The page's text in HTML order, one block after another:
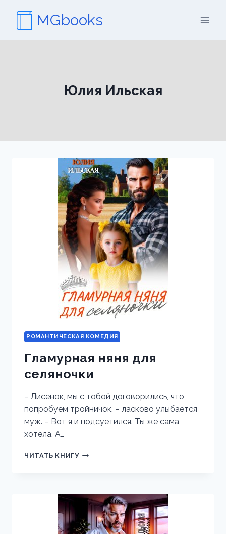
содержимому
MGbooks
Юлия Ильская
РОМАНТИЧЕСКАЯ КОМЕДИЯ
Гламурная няня для
селяночки
– Лисенок, мы с тобой договорились, что
попробуем тройничок, – ласково улыбается
муж. – Вот я и подсуетился. Ты же сама
хотела. А…
ЧИТАТЬ КНИГУГЛАМУРНАЯ